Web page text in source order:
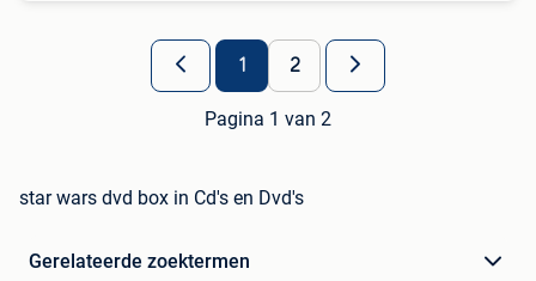
1 2
Pagina 1 van 2
star wars dvd box in Cd's en Dvd's
Gerelateerde zoektermen